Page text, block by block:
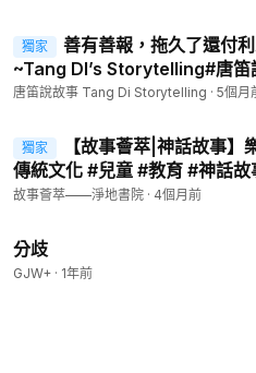
獨家
善有善報，拖久了還付
~Tang DI’s Storytelling#唐笛
Storytelling ,#生活, #教育 , #
唐笛說故事 Tang Di Storytelling · 5個月
獨家
【故事薈萃|神話故事】樂神伶倫 |
傳統文化 #兒童 #教育 #神話故
故事薈萃——淨地書院 · 4個月前
分歧
GJW+ · 1年前